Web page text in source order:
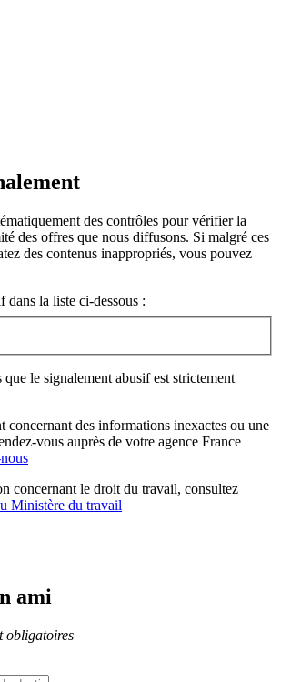
des contrôles pour vérifier la
des offres que nous diffusons. Si malgré ces
des contenus inappropriés, vous pouvez
dans la liste ci-dessous :
le signalement abusif est strictement
concernant des informations inexactes ou une
vous auprès de votre agence France
concernant le droit du travail, consultez
Ministère du travail
ami
obligatoires